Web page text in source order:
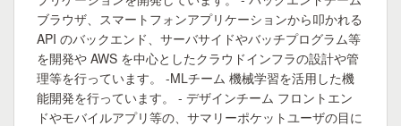
ブラウザ、スマートフォンアプリケーションから叩かれる
API のバックエンド、サーバサイドやバッチプログラム等
を開発や AWS を中心としたクラウドインフラの設計や管
理等を行っています。 -MLチーム 機械学習を活用した機
能開発を行っています。 - デザインチーム フロントエン
ドやモバイルアプリ等の、サマリーポケットユーザの目に